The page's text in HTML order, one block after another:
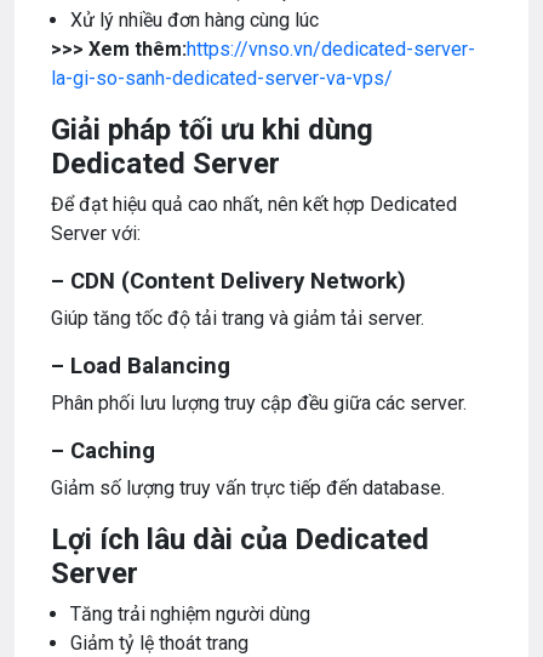
Xử lý nhiều đơn hàng cùng lúc
>>> Xem thêm:https://vnso.vn/dedicated-server-
la-gi-so-sanh-dedicated-server-va-vps/
Giải pháp tối ưu khi dùng
Dedicated Server
Để đạt hiệu quả cao nhất, nên kết hợp Dedicated
Server với:
– CDN (Content Delivery Network)
Giúp tăng tốc độ tải trang và giảm tải server.
– Load Balancing
Phân phối lưu lượng truy cập đều giữa các server.
– Caching
Giảm số lượng truy vấn trực tiếp đến database.
Lợi ích lâu dài của Dedicated
Server
Tăng trải nghiệm người dùng
Giảm tỷ lệ thoát trang